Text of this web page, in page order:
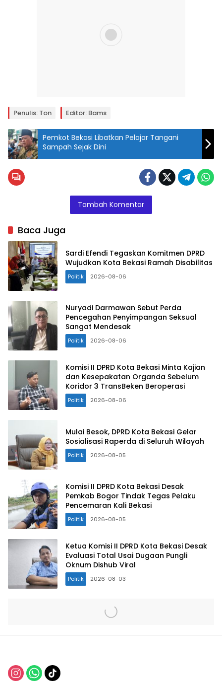
Penulis: Ton Editor: Bams
Pemkot Bekasi Libatkan Pelajar Tangani
Sampah Sejak Dini
Tambah Komentar
Baca Juga
Sardi Efendi Tegaskan Komitmen DPRD
Wujudkan Kota Bekasi Ramah Disabilitas
Politik 2026-08-06
Nuryadi Darmawan Sebut Perda
Pencegahan Penyimpangan Seksual
Sangat Mendesak
Politik 2026-08-06
Komisi II DPRD Kota Bekasi Minta Kajian
dan Kesepakatan Organda Sebelum
Koridor 3 TransBeken Beroperasi
Politik 2026-08-06
Mulai Besok, DPRD Kota Bekasi Gelar
Sosialisasi Raperda di Seluruh Wilayah
Politik 2026-08-05
Komisi II DPRD Kota Bekasi Desak
Pemkab Bogor Tindak Tegas Pelaku
Pencemaran Kali Bekasi
Politik 2026-08-05
Ketua Komisi II DPRD Kota Bekasi Desak
Evaluasi Total Usai Dugaan Pungli
Oknum Dishub Viral
Politik 2026-08-03